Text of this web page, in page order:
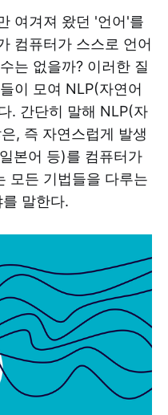
여겨져 왔던 '언어'를
컴퓨터가 스스로 언어
는 없을까? 이러한 질
이 모여 NLP(자연어
. 간단히 말해 NLP(자
, 즉 자연스럽게 발생
본어 등)를 컴퓨터가
모든 기법들을 다루는
말한다.